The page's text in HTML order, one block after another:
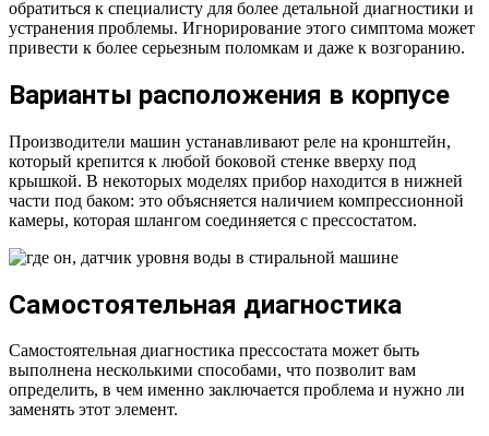
обратиться к специалисту для более детальной диагностики и
устранения проблемы. Игнорирование этого симптома может
привести к более серьезным поломкам и даже к возгоранию.
Варианты расположения в корпусе
Производители машин устанавливают реле на кронштейн,
который крепится к любой боковой стенке вверху под
крышкой. В некоторых моделях прибор находится в нижней
части под баком: это объясняется наличием компрессионной
камеры, которая шлангом соединяется с прессостатом.
Самостоятельная диагностика
Самостоятельная диагностика прессостата может быть
выполнена несколькими способами, что позволит вам
определить, в чем именно заключается проблема и нужно ли
заменять этот элемент.